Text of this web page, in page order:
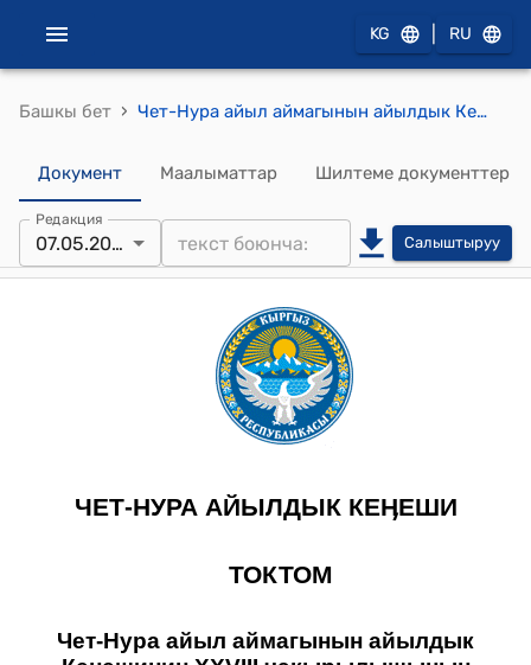
KG RU
Башкы бет › Чет-Нура айыл аймагынын айылдык Кеӊешинин "Чет-Нура айыл аймагынын айыл өкмөтүнүн 2025-2027-жылга жергиликтүү бюджетинин киреше бөлүгүнүн болжолдуу долбоорун алымча кошумчасы менен бекитүү жөнүндө" №24/7 токтому
Документ Маалыматтар Шилтеме документтер
Редакция
07.05.2024 Салыштыруу